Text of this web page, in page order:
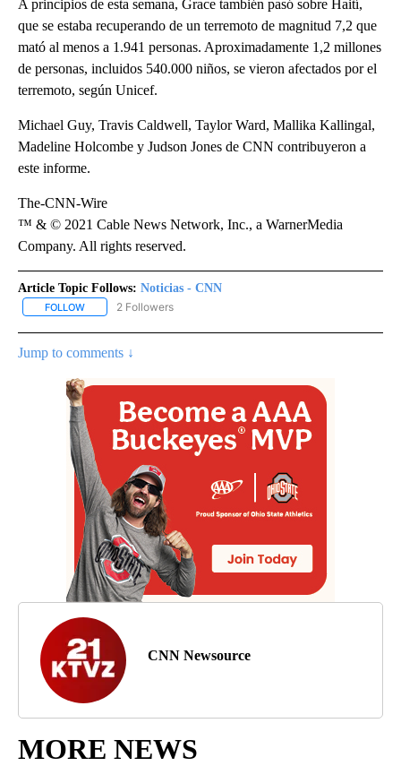
A principios de esta semana, Grace también pasó sobre Haití,
que se estaba recuperando de un terremoto de magnitud 7,2 que
mató al menos a 1.941 personas. Aproximadamente 1,2 millones
de personas, incluidos 540.000 niños, se vieron afectados por el
terremoto, según Unicef.
Michael Guy, Travis Caldwell, Taylor Ward, Mallika Kallingal,
Madeline Holcombe y Judson Jones de CNN contribuyeron a
este informe.
The-CNN-Wire
™ & © 2021 Cable News Network, Inc., a WarnerMedia
Company. All rights reserved.
Article Topic Follows: Noticias - CNN
FOLLOW FOLLOW "NOTICIAS - CNN" TO RECEIVE NOTIFICATIONS ABOUT
2 Followers
Jump to comments ↓
CNN Newsource
MORE NEWS